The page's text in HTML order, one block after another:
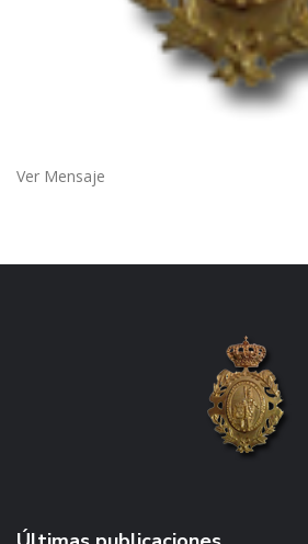
Ver Mensaje